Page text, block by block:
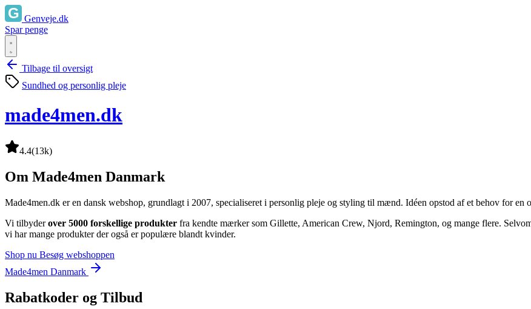
Genveje.dk
Spar penge
Tilbage til oversigt
Sundhed og personlig pleje
made4men.dk
4.4(13k)
Om Made4men Danmark
Made4men.dk er en dansk webshop, grundlagt i 2007, specialiseret i personlig pleje og styling til mænd. Idéen opstod af et behov for
Vi tilbyderover 5000 forskellige produkter fra kendte mærker som Gillette, American Crew, Njord, Remington, og mange flere.
vi har mange produkter der også er populære blandt kvinder.
Shop nu Besøg webshoppen
Made4men Danmark
Rabatkoder og Tilbud